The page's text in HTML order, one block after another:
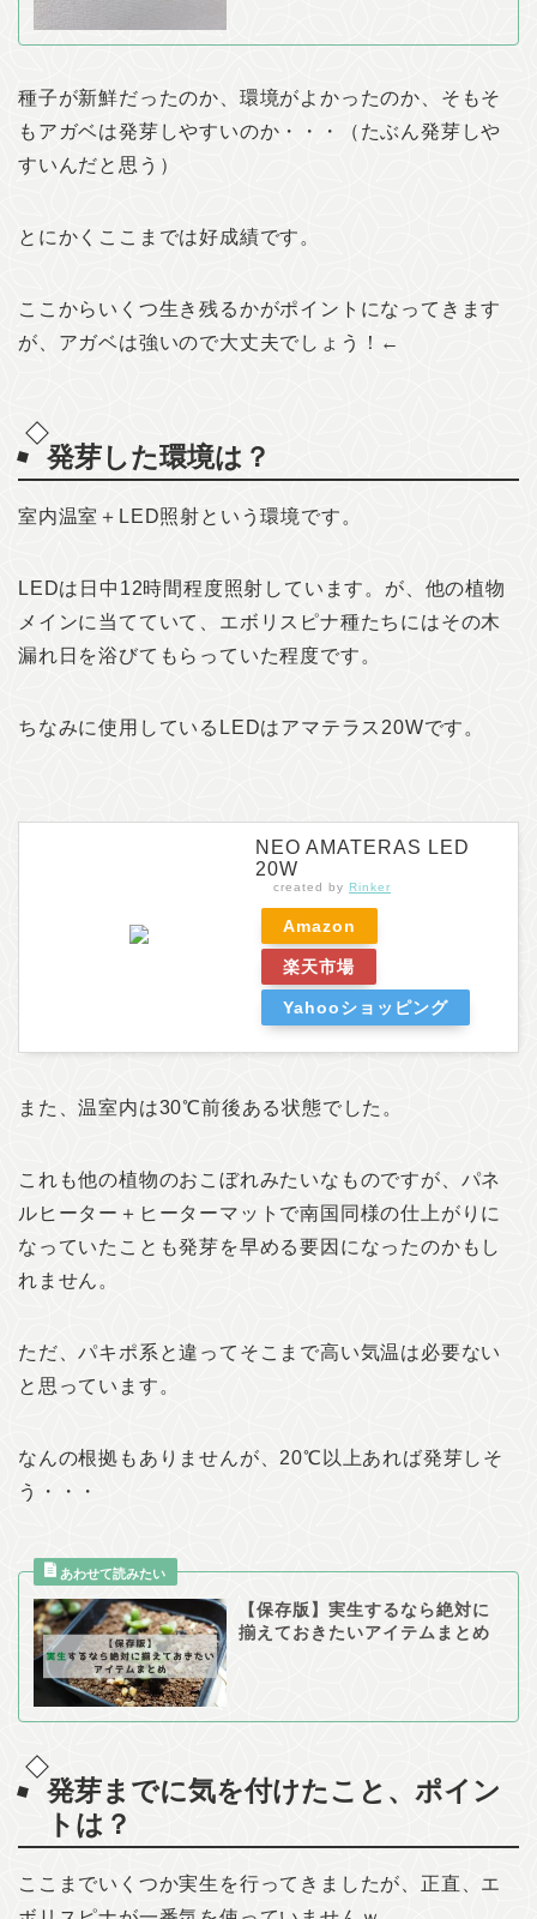
種子が新鮮だったのか、環境がよかったのか、そもそ
もアガベは発芽しやすいのか・・・（たぶん発芽しや
すいんだと思う）
とにかくここまでは好成績です。
ここからいくつ生き残るかがポイントになってきます
が、アガベは強いので大丈夫でしょう！←
発芽した環境は？
室内温室＋LED照射という環境です。
LEDは日中12時間程度照射しています。が、他の植物
メインに当てていて、エボリスピナ種たちにはその木
漏れ日を浴びてもらっていた程度です。
ちなみに使用しているLEDはアマテラス20Wです。
NEO AMATERAS LED
20W
created by Rinker
Amazon
楽天市場
Yahooショッピング
また、温室内は30℃前後ある状態でした。
これも他の植物のおこぼれみたいなものですが、パネ
ルヒーター＋ヒーターマットで南国同様の仕上がりに
なっていたことも発芽を早める要因になったのかもし
れません。
ただ、パキポ系と違ってそこまで高い気温は必要ない
と思っています。
なんの根拠もありませんが、20℃以上あれば発芽しそ
う・・・
【保存版】実生するなら絶対に
揃えておきたいアイテムまとめ
発芽までに気を付けたこと、ポイン
トは？
ここまでいくつか実生を行ってきましたが、正直、エ